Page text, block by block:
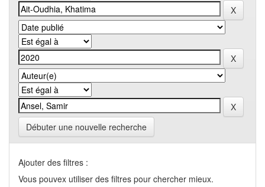
Débuter une nouvelle recherche
Ajouter des filtres :
Vous pouvex utiliser des filtres pour chercher mieux.